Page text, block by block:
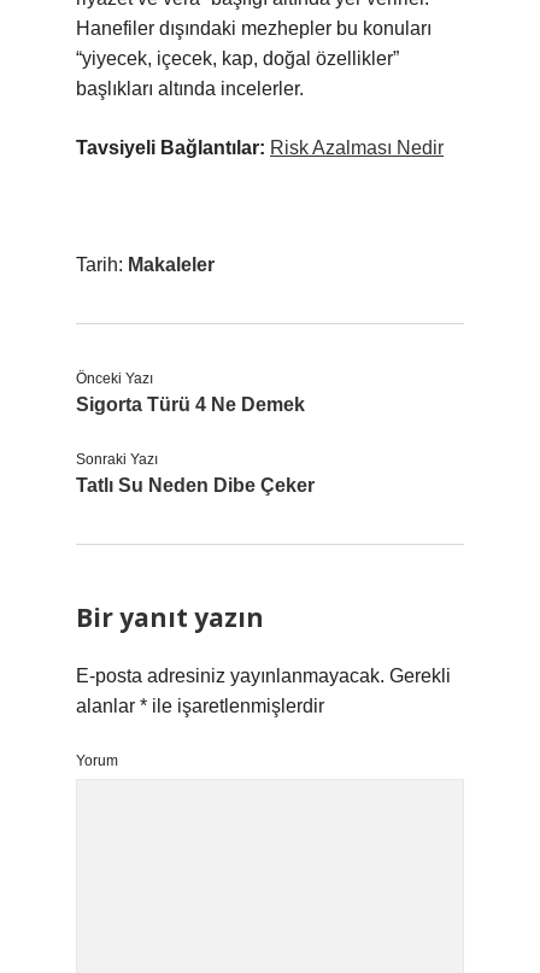
Hanefiler dışındaki mezhepler bu konuları
“yiyecek, içecek, kap, doğal özellikler”
başlıkları altında incelerler.
Tavsiyeli Bağlantılar: Risk Azalması Nedir
Tarih: Makaleler
Önceki Yazı
Sigorta Türü 4 Ne Demek
Sonraki Yazı
Tatlı Su Neden Dibe Çeker
Bir yanıt yazın
E-posta adresiniz yayınlanmayacak. Gerekli
alanlar * ile işaretlenmişlerdir
Yorum